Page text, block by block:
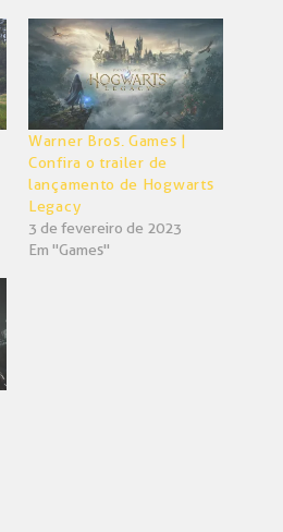
Warner Bros. Games |
Confira o trailer de
lançamento de Hogwarts
Legacy
3 de fevereiro de 2023
Em "Games"